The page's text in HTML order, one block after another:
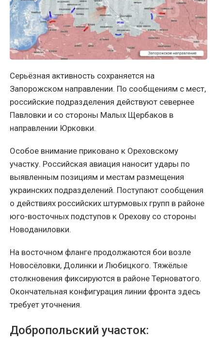
Серьёзная активность сохраняется на
Запорожском направлении. По сообщениям с мест,
российские подразделения действуют севернее
Павловки и со стороны Малых Щербаков в
направлении Юрковки.
Особое внимание приковано к Ореховскому
участку. Российская авиация наносит удары по
выявленным позициям и местам размещения
украинских подразделений. Поступают сообщения
о действиях российских штурмовых групп в районе
юго-восточных подступов к Орехову со стороны
Новоданиловки.
На восточном фланге продолжаются бои возле
Новосёловки, Долинки и Любицкого. Тяжёлые
столкновения фиксируются в районе Терноватого.
Окончательная конфигурация линии фронта здесь
требует уточнения.
Добропольский участок: